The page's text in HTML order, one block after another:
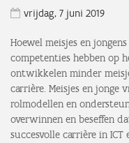
vrijdag, 7 juni 2019
Hoewel meisjes en
competenties hebben op
ontwikkelen minder
carrière. Meisjes en jonge
rolmodellen en
overwinnen en beseffen
succesvolle carrière in ICT